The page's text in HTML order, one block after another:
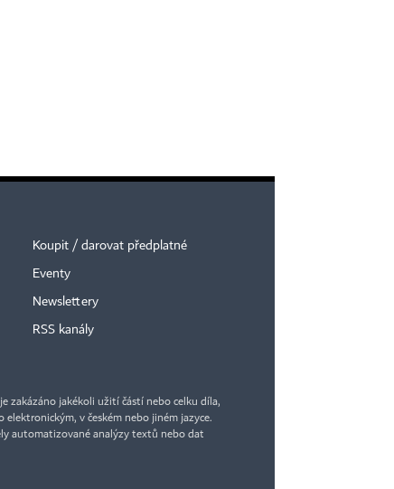
Koupit / darovat předplatné
Eventy
Newslettery
RSS kanály
zakázáno jakékoli užití částí nebo celku díla,
v českém nebo jiném jazyce.
automatizované analýzy textů nebo dat